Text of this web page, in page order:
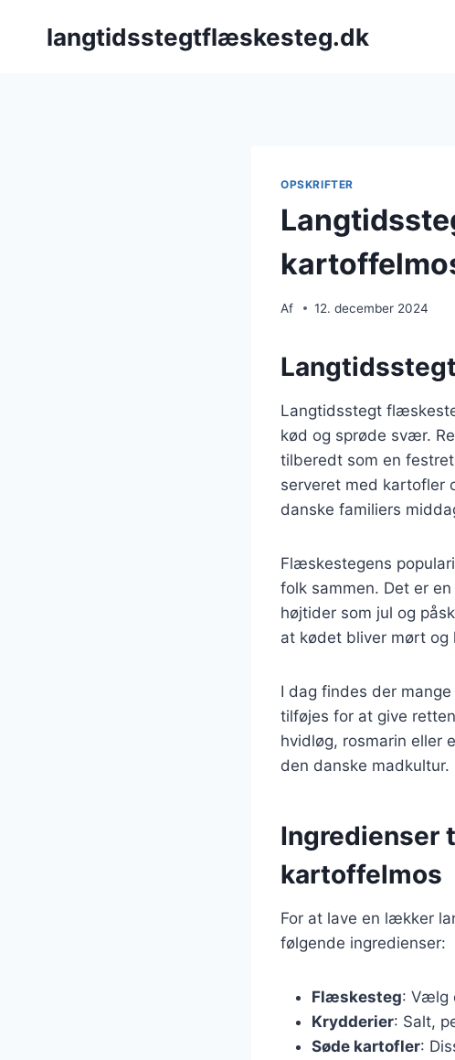
langtidsstegtflæskesteg.dk
OPSKRIFTER
Af 12. december 2024
Langtidsstegt
kød og sprøde svær.
tilberedt som en
serveret med kartofler
danske familiers
Flæskestegens
folk sammen. Det er
højtider som jul og
at kødet bliver mørt
I dag findes der
tilføjes for at give
hvidløg, rosmarin eller
den danske madkultur.
Ingredienser
kartoffelmos
For at lave en lækker
følgende ingredienser:
Flæskesteg: Vælg
Krydderier: Salt,
Søde kartofler: